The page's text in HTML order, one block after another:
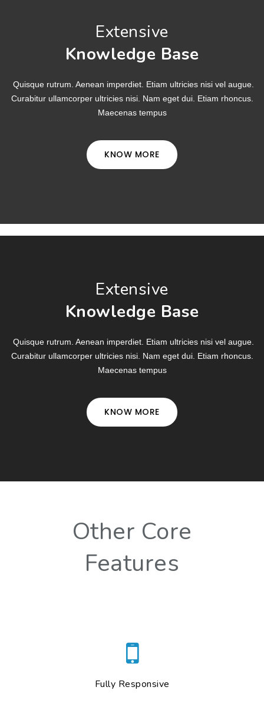
Extensive
Knowledge Base
Quisque rutrum. Aenean imperdiet. Etiam ultricies nisi vel augue.
Curabitur ullamcorper ultricies nisi. Nam eget dui. Etiam rhoncus.
Maecenas tempus
KNOW MORE
Extensive
Knowledge Base
Quisque rutrum. Aenean imperdiet. Etiam ultricies nisi vel augue.
Curabitur ullamcorper ultricies nisi. Nam eget dui. Etiam rhoncus.
Maecenas tempus
KNOW MORE
Other Core
Features
Fully Responsive